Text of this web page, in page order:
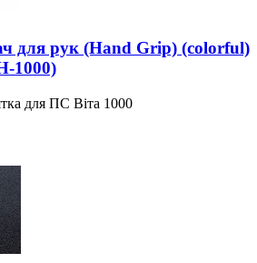
для рук (Hand Grip) (colorful)
1000)
для ПС Віта 1000